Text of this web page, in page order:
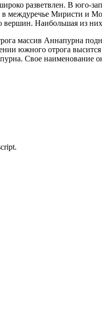
разветвлен. В юго-
междуречье Миристи и
вершин. Наибольшая из
массив Аннапурна
южного отрога
Свое наименование